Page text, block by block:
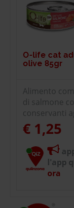
O-life cat
olive 85gr
Alimento
di salmone
conservanti
€ 1,25
l'app
ora